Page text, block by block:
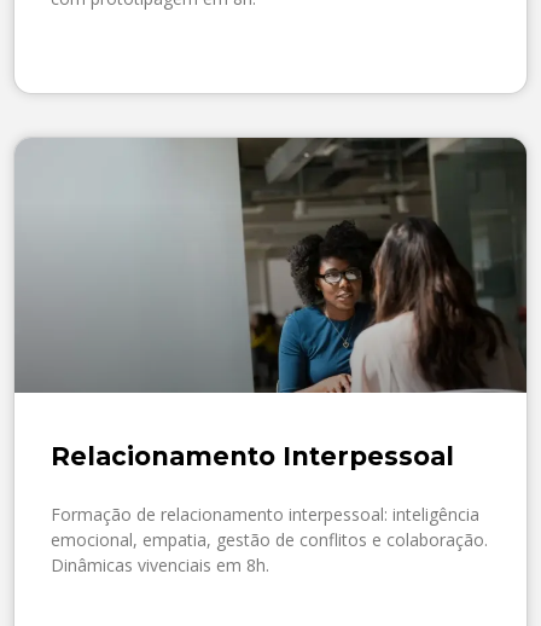
Relacionamento Interpessoal
Formação de relacionamento interpessoal: inteligência
emocional, empatia, gestão de conflitos e colaboração.
Dinâmicas vivenciais em 8h.